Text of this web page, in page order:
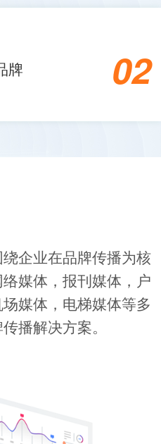
企业在品牌传播为核
媒体，报刊媒体，户
媒体，电梯媒体等多
播解决方案。
02
牌